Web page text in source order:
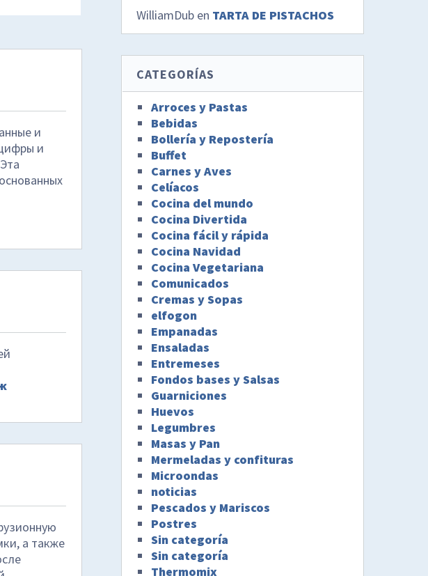
и
и
а также
WilliamDub en TARTA DE PISTACHOS
CATEGORÍAS
Arroces y Pastas
Bebidas
Bollería y Repostería
Buffet
Carnes y Aves
Celíacos
Cocina del mundo
Cocina Divertida
Cocina fácil y rápida
Cocina Navidad
Cocina Vegetariana
Comunicados
Cremas y Sopas
elfogon
Empanadas
Ensaladas
Entremeses
Fondos bases y Salsas
Guarniciones
Huevos
Legumbres
Masas y Pan
Mermeladas y confituras
Microondas
noticias
Pescados y Mariscos
Postres
Sin categoría
Sin categoría
Thermomix